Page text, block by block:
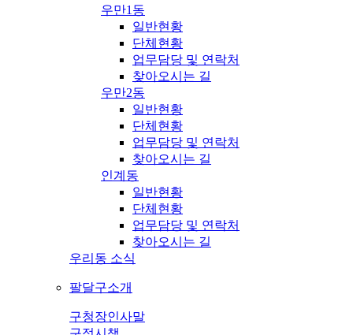
우만1동
일반현황
단체현황
업무담당 및 연락처
찾아오시는 길
우만2동
일반현황
단체현황
업무담당 및 연락처
찾아오시는 길
인계동
일반현황
단체현황
업무담당 및 연락처
찾아오시는 길
우리동 소식
팔달구소개
구청장인사말